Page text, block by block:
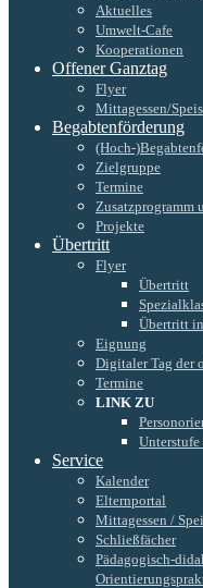
Aktuelles
Umwelt-Cafe
Kooperationen
Offener Ganztag
Flyer
Mittagessen/
Begabtenförderung
(Hoch-
Zielgruppe
Termine
Zusatzprogramm
Projekte
Übertritt
Flyer
Übertritt
Übertritt
Eignung
Digitaler Tag der
Termine
LINK ZU
Unterstufe
Service
Kalender
Elternportal
Mittagessen /
Schließfächer
Pädagogisch-